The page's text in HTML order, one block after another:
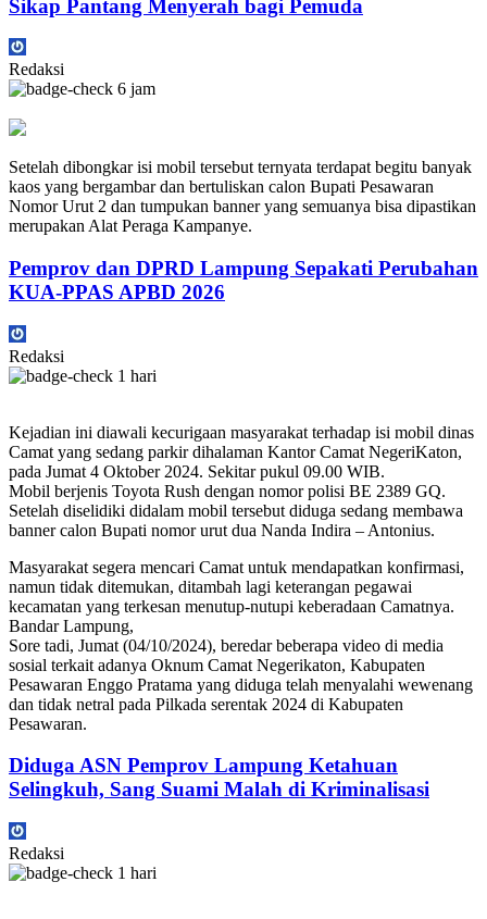
Sikap Pantang Menyerah bagi Pemuda
Redaksi
6 jam
Setelah dibongkar isi mobil tersebut ternyata terdapat begitu banyak
kaos yang bergambar dan bertuliskan calon Bupati Pesawaran
Nomor Urut 2 dan tumpukan banner yang semuanya bisa dipastikan
merupakan Alat Peraga Kampanye.
Pemprov dan DPRD Lampung Sepakati Perubahan
KUA-PPAS APBD 2026
Redaksi
1 hari
Kejadian ini diawali kecurigaan masyarakat terhadap isi mobil dinas
Camat yang sedang parkir dihalaman Kantor Camat NegeriKaton,
pada Jumat 4 Oktober 2024. Sekitar pukul 09.00 WIB.
Mobil berjenis Toyota Rush dengan nomor polisi BE 2389 GQ.
Setelah diselidiki didalam mobil tersebut diduga sedang membawa
banner calon Bupati nomor urut dua Nanda Indira – Antonius.
Masyarakat segera mencari Camat untuk mendapatkan konfirmasi,
namun tidak ditemukan, ditambah lagi keterangan pegawai
kecamatan yang terkesan menutup-nutupi keberadaan Camatnya.
Bandar Lampung,
Sore tadi, Jumat (04/10/2024), beredar beberapa video di media
sosial terkait adanya Oknum Camat Negerikaton, Kabupaten
Pesawaran Enggo Pratama yang diduga telah menyalahi wewenang
dan tidak netral pada Pilkada serentak 2024 di Kabupaten
Pesawaran.
Diduga ASN Pemprov Lampung Ketahuan
Selingkuh, Sang Suami Malah di Kriminalisasi
Redaksi
1 hari